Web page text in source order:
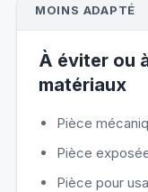
MOINS ADAPTÉ
À éviter ou
matériaux
Pièce
Pièce
Pièce pour